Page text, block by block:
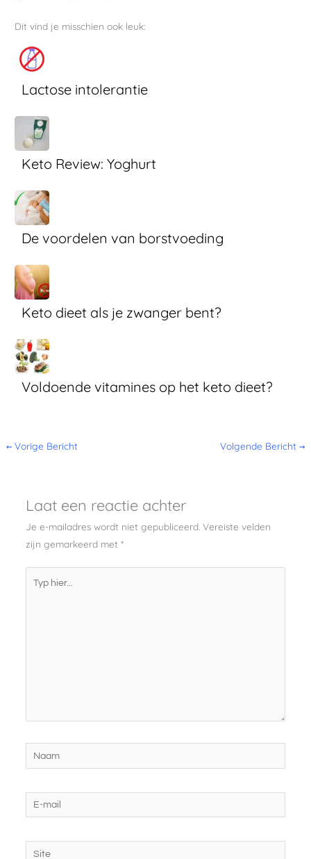
Dit vind je misschien ook leuk:
Lactose intolerantie
Keto Review: Yoghurt
De voordelen van borstvoeding
Keto dieet als je zwanger bent?
Voldoende vitamines op het keto dieet?
← Vorige Bericht Volgende Bericht →
Laat een reactie achter
Je e-mailadres wordt niet gepubliceerd. Vereiste velden
zijn gemarkeerd met *
Naam
mail
Site